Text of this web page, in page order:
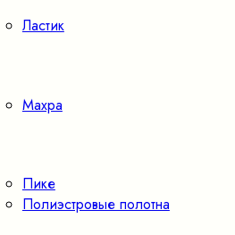
Ластик
Махра
Пике
Полиэстровые полотна